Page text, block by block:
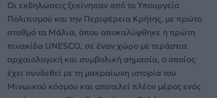
Οι εκδηλώσεις ξεκίνησαν από το Υπουργείο
Πολιτισμού και την Περιφέρεια Κρήτης, με πρώτο
σταθμό τα Μάλια, όπου αποκαλύφθηκε η πρώτη
πινακίδα UNESCO, σε έναν χώρο με τεράστια
αρχαιολογική και συμβολική σημασία, ο οποίος
έχει συνδεθεί με τη μακραίωνη ιστορία του
Μινωικού κόσμου και αποτελεί πλέον μέρος ενός